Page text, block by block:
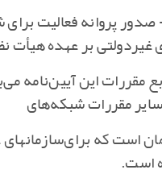
2- صدور پروانه فعالیت
غیردولتی بر عهده هیأت
مقررات این آیین‌نامه
مقررات شبکه‌های
است که
است‌.